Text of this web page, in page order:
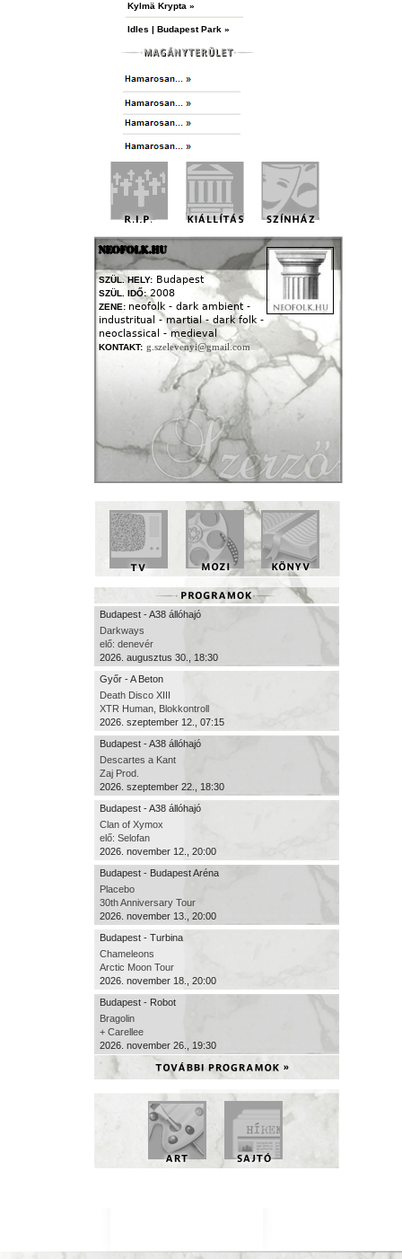
Kylmä Krypta »
Idles | Budapest Park »
NEOFOLK.HU
SZÜL. HELY: Budapest
SZÜL. IDŐ: 2008
ZENE: neofolk - dark ambient -
industritual - martial - dark folk -
neoclassical - medieval
KONTAKT: g.szelevenyi@gmail.com
Budapest - A38 állóhajó
Darkways
elő: denevér
2026. augusztus 30., 18:30
Győr - A Beton
Death Disco XIII
XTR Human, Blokkontroll
2026. szeptember 12., 07:15
Budapest - A38 állóhajó
Descartes a Kant
Zaj Prod.
2026. szeptember 22., 18:30
Budapest - A38 állóhajó
Clan of Xymox
elő: Selofan
2026. november 12., 20:00
Budapest - Budapest Aréna
Placebo
30th Anniversary Tour
2026. november 13., 20:00
Budapest - Turbina
Chameleons
Arctic Moon Tour
2026. november 18., 20:00
Budapest - Robot
Bragolin
+ Carellee
2026. november 26., 19:30